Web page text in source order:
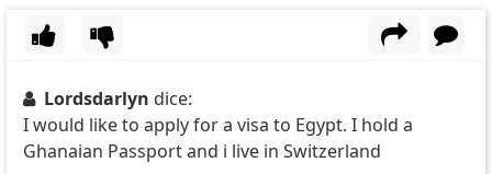
Lordsdarlyn dice:
I would like to apply for a visa to Egypt. I hold a
Ghanaian Passport and i live in Switzerland